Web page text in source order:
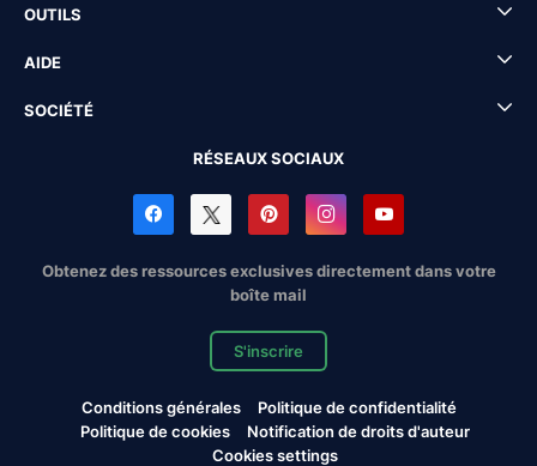
OUTILS
AIDE
SOCIÉTÉ
RÉSEAUX SOCIAUX
Obtenez des ressources exclusives directement dans votre
boîte mail
S'inscrire
Conditions générales
Politique de confidentialité
Politique de cookies
Notification de droits d'auteur
Cookies settings